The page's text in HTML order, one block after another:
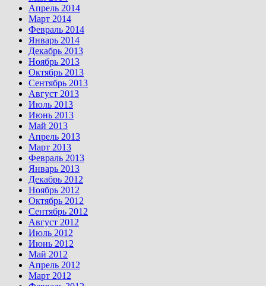
Апрель 2014
Март 2014
Февраль 2014
Январь 2014
Декабрь 2013
Ноябрь 2013
Октябрь 2013
Сентябрь 2013
Август 2013
Июль 2013
Июнь 2013
Май 2013
Апрель 2013
Март 2013
Февраль 2013
Январь 2013
Декабрь 2012
Ноябрь 2012
Октябрь 2012
Сентябрь 2012
Август 2012
Июль 2012
Июнь 2012
Май 2012
Апрель 2012
Март 2012